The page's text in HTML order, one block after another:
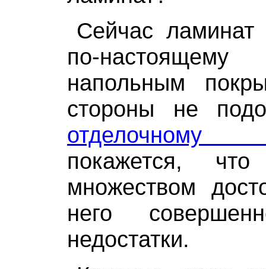
Сейчас ламинат
по-настоящему
напольным
стороны не
покажется,
множеством
него
недостатки.